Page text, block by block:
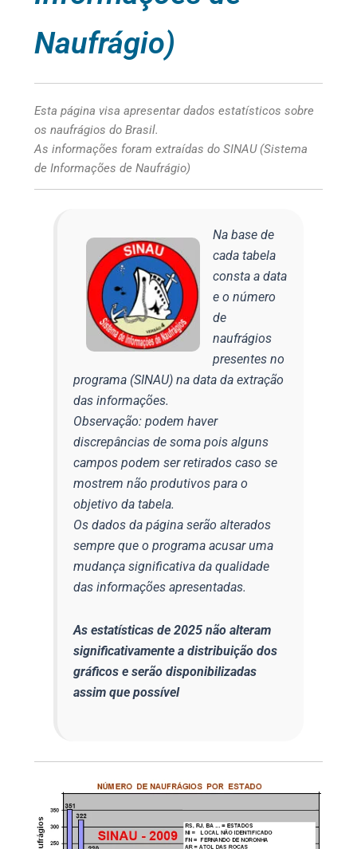
Naufrágio)
Esta página visa apresentar dados estatísticos sobre
os naufrágios do Brasil.
As informações foram extraídas do SINAU (Sistema
de Informações de Naufrágio)
Na base de
cada tabela
consta a data
e o número
de
naufrágios
presentes no
programa (SINAU) na data da extração
das informações.
Observação: podem haver
discrepâncias de soma pois alguns
campos podem ser retirados caso se
mostrem não produtivos para o
objetivo da tabela.
Os dados da página serão alterados
sempre que o programa acusar uma
mudança significativa da qualidade
das informações apresentadas.
As estatísticas de 2025 não alteram
significativamente a distribuição dos
gráficos e serão disponibilizadas
assim que possível